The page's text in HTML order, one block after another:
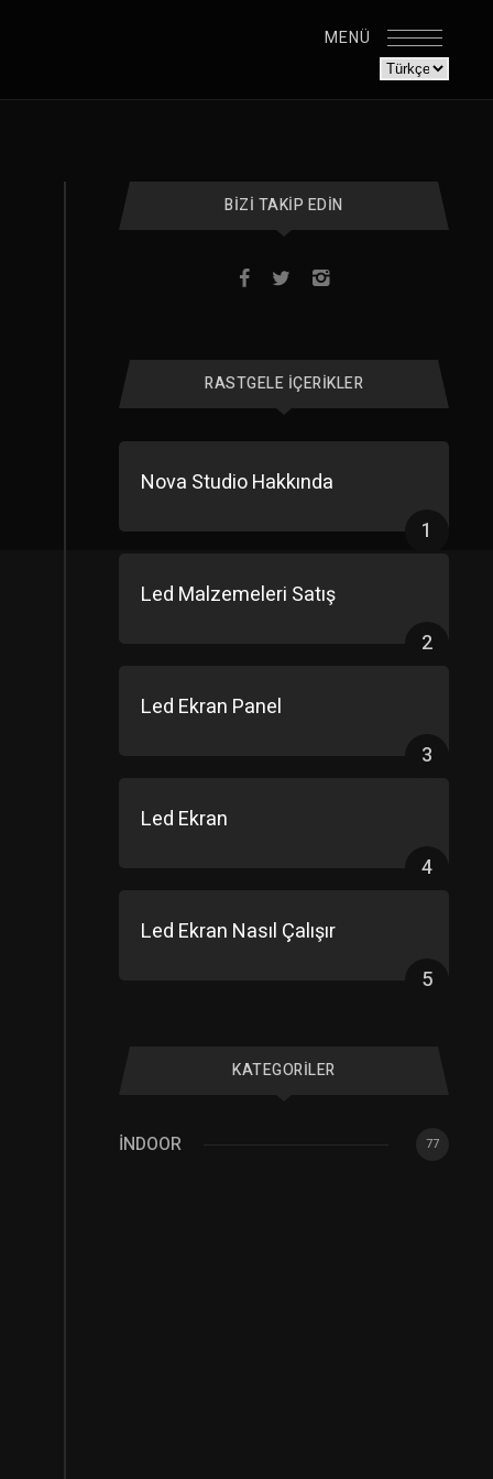
MENÜ
BIZI TAKIP EDIN
RASTGELE İÇERIKLER
Nova Studio Hakkında
1
Led Malzemeleri Satış
2
Led Ekran Panel
3
Led Ekran
4
Led Ekran Nasıl Çalışır
5
KATEGORILER
İNDOOR 77